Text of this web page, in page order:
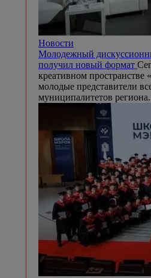
Новости
Молодежный
получил новый формат
креативном пространстве
молодые представители
муниципалитетов региона.